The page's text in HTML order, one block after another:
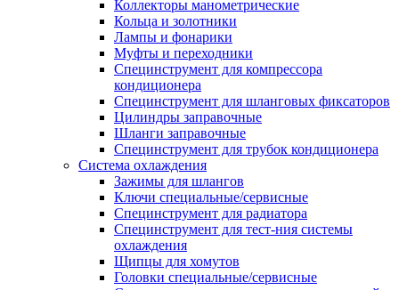
Коллекторы манометрические
Кольца и золотники
Лампы и фонарики
Муфты и переходники
Специнструмент для компрессора
кондиционера
Специнструмент для шланговых фиксаторов
Цилиндры заправочные
Шланги заправочные
Специнструмент для трубок кондиционера
Система охлаждения
Зажимы для шлангов
Ключи специальные/сервисные
Специнструмент для радиатора
Специнструмент для тест-ния системы
охлаждения
Щипцы для хомутов
Головки специальные/сервисные